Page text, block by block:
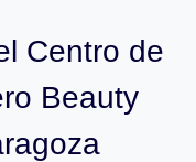
Centro de
Beauty